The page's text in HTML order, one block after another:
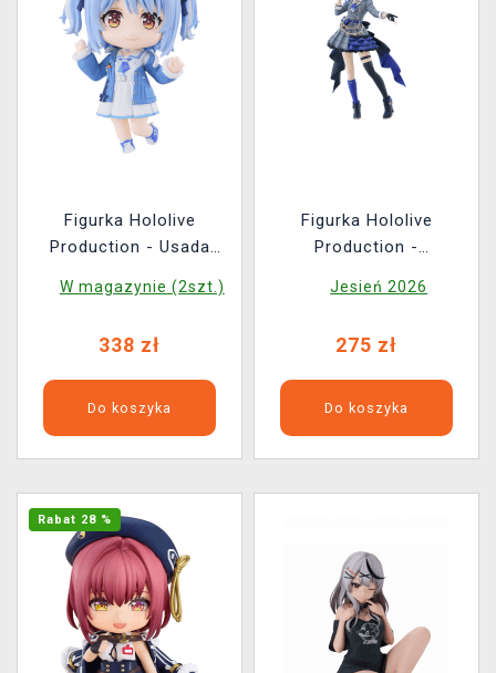
Figurka Hololive
Production - Usada
(Nendoroid)
W magazynie (2szt.)
338 zł
Do koszyka
Figurka Hololive
Production -
Up Parade)
Jesień 2026
275 zł
Do koszyka
Rabat 28 %